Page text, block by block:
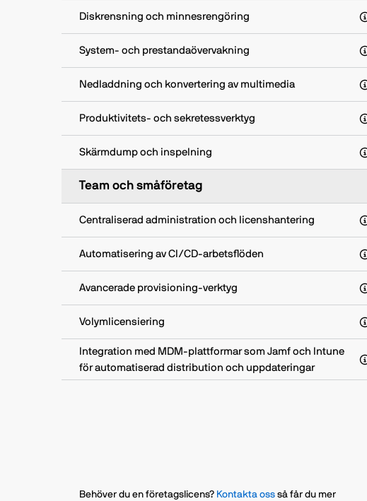
Diskrensning och minnesrengöring
System- och prestandaövervakning
Nedladdning och konvertering av multimedia
Produktivitets- och sekretessverktyg
Skärmdump och inspelning
Team och småföretag
Centraliserad administration och licenshantering
Automatisering av CI/CD‑arbetsflöden
Avancerade provisioning‑verktyg
Volymlicensiering
Integration med MDM-plattformar som Jamf och Intune
för automatiserad distribution och uppdateringar
Behöver du en företagslicens? Kontakta oss så får du mer